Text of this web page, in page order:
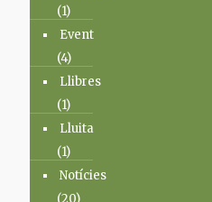
(1)
Event
(4)
Llibres
(1)
Lluita
(1)
Notícies